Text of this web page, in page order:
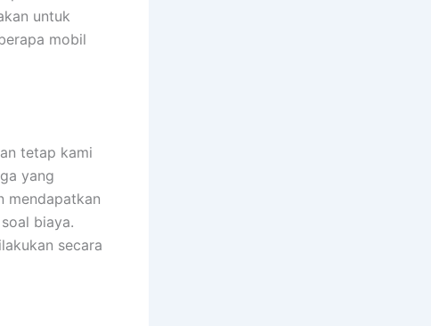
untuk
mobil
tetap kami
yang
mendapatkan
biaya.
secara